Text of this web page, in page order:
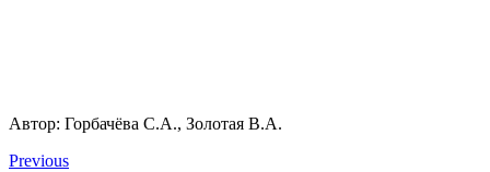
Автор: Горбачёва С.А., Золотая В.А.
Previous